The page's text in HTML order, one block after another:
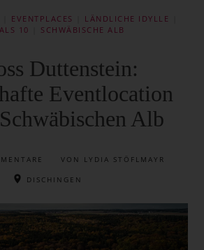
EVENTPLACES LÄNDLICHE IDYLLE
10
SCHWÄBISCHE ALB
Duttenstein:
Eventlocation
Alb
VON LYDIA STÖFLMAYR
DISCHINGEN